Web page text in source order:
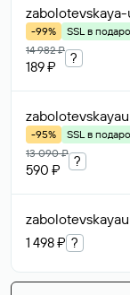
-99%
SSL в
14 982 ₽
189 ₽
?
-95%
SSL в
13 090 ₽
590 ₽
?
1 498 ₽ ?